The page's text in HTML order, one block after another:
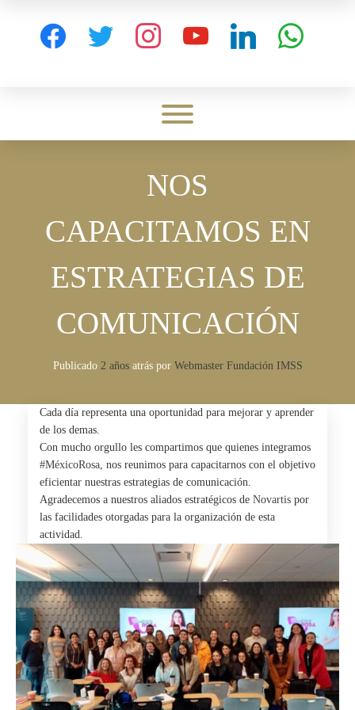
facebook twitter instagram youtube linkedin whatsapp
Toggle menu visibility.
NOS
CAPACITAMOS EN
ESTRATEGIAS DE
COMUNICACIÓN
Publicado 2 añosatrás por Webmaster Fundación IMSS
Cada día representa una oportunidad para mejorar y aprender
de los demas.
Con mucho orgullo les compartimos que quienes integramos
#MéxicoRosa, nos reunimos para capacitarnos con el objetivo
eficientar nuestras estrategias de comunicación.
Agradecemos a nuestros aliados estratégicos de Novartis por
las facilidades otorgadas para la organización de esta
actividad.